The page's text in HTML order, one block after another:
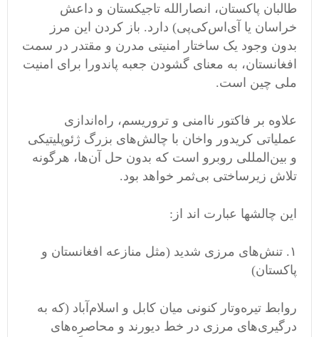
طالبان پاکستان، انصارالله تاجیکستان و داعش
خراسان یا آی‌اس‌کی‌پی) دارد. باز کردن این مرز
بدون وجود یک ساختار امنیتی مدرن و مقتدر در سمت
افغانستان، به معنای گشودن جعبه پاندورا برای امنیت
ملی چین است.
علاوه بر فاکتور ناامنی و تروریسم، راه‌اندازی
عملیاتی کریدور واخان با چالش‌های بزرگ ژئوپلیتیکی
و بین‌المللی روبرو است که بدون حل آن‌ها، هرگونه
تلاش زیرساختی بی‌ثمر خواهد بود.
این چالشها عبارت اند از:
۱. تنش‌های مرزی شدید (مثل منازعه افغانستان و
پاکستان)
روابط تیره‌وتار کنونی میان کابل و اسلام‌آباد (که به
درگیری‌های مرزی در خط دیورند و محاصره‌های